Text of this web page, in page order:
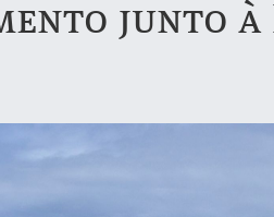
junto à